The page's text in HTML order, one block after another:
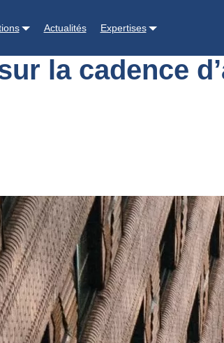
Actualités Expertises
la cadence